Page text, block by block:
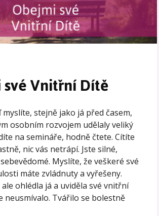
Vnitřní Dítě
stejně jako já před časem,
osobním rozvojem udělaly veliký
na semináře, hodně čtete. Cítíte
nic vás netrápí. Jste silné,
Myslíte, že veškeré své
máte zvládnuty a vyřešeny.
ale ohlédla já a uviděla své vnitřní
neusmívalo. Tvářilo se bolestně